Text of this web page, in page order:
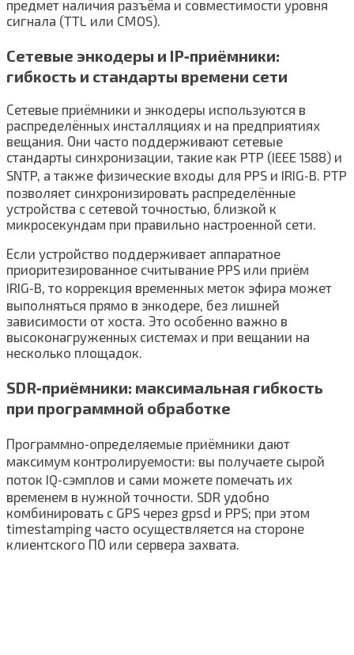
предмет наличия разъёма и совместимости уровня
сигнала (TTL или CMOS).
Сетевые энкодеры и IP‑приёмники:
гибкость и стандарты времени сети
Сетевые приёмники и энкодеры используются в
распределённых инсталляциях и на предприятиях
вещания. Они часто поддерживают сетевые
стандарты синхронизации, такие как PTP (IEEE 1588) и
SNTP, а также физические входы для PPS и IRIG‑B. PTP
позволяет синхронизировать распределённые
устройства с сетевой точностью, близкой к
микросекундам при правильно настроенной сети.
Если устройство поддерживает аппаратное
приоритезированное считывание PPS или приём
IRIG‑B, то коррекция временных меток эфира может
выполняться прямо в энкодере, без лишней
зависимости от хоста. Это особенно важно в
высоконагруженных системах и при вещании на
несколько площадок.
SDR‑приёмники: максимальная гибкость
при программной обработке
Программно‑определяемые приёмники дают
максимум контролируемости: вы получаете сырой
поток IQ‑сэмплов и сами можете помечать их
временем в нужной точности. SDR удобно
комбинировать с GPS через gpsd и PPS; при этом
timestamping часто осуществляется на стороне
клиентского ПО или сервера захвата.